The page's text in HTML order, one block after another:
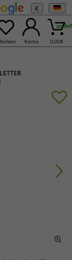
€
Konto 0,00€